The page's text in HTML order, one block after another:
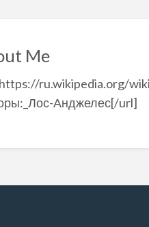
Me
ru.wikipedia.org/
Анджелес[/url]